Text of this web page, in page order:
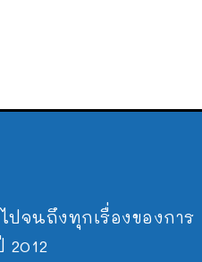
ปจนถึงทุกเรื่องของการ